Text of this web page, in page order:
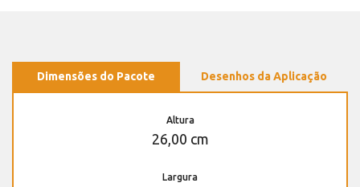
Dimensões do Pacote Desenhos da Aplicação
Altura
26,00 cm
Largura